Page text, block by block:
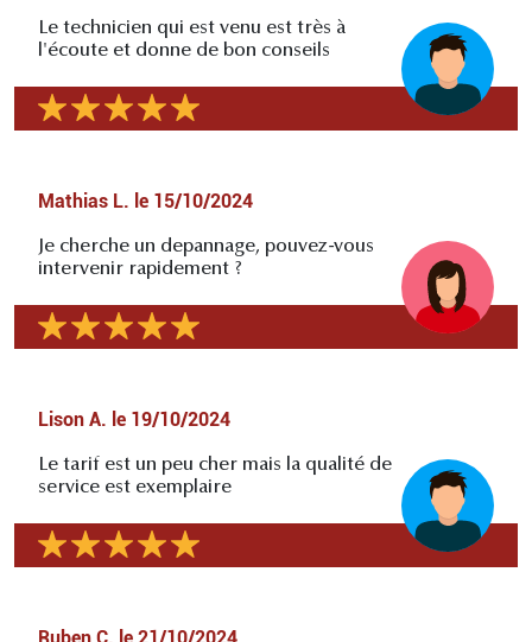
Le technicien qui est venu est très à
l'écoute et donne de bon conseils
Mathias L. le 15/10/2024
Je cherche un depannage, pouvez-vous
intervenir rapidement ?
Lison A. le 19/10/2024
Le tarif est un peu cher mais la qualité de
service est exemplaire